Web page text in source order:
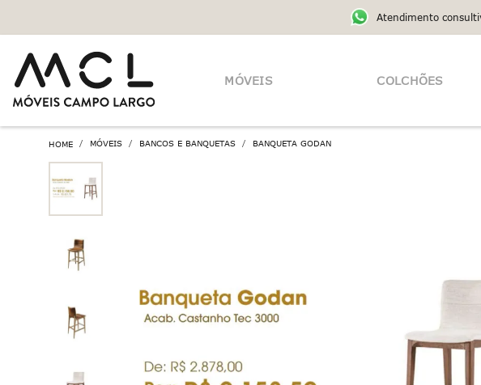
Atendimento
MÓVEIS COLCHÕES
MÓVEIS BANCOS E BANQUETAS BANQUETA GODAN